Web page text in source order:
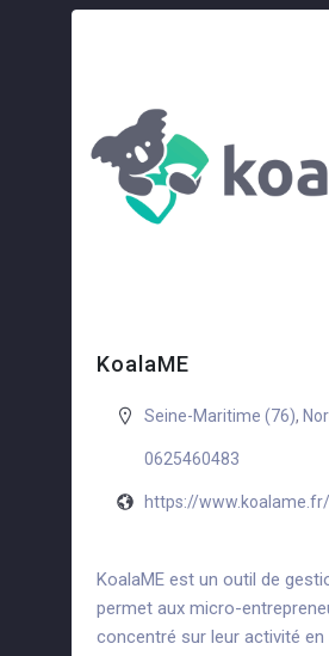
KoalaME
Seine-Maritime (76),
0625460483
https://www.koalame.fr/
KoalaME est un outil de
permet aux micro-
concentré sur leur activité